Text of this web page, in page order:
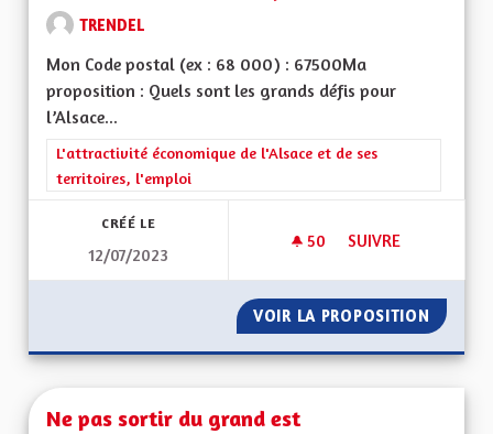
TRENDEL
Mon Code postal (ex : 68 000) : 67500Ma
proposition : Quels sont les grands défis pour
l’Alsace...
Filtrer les résultats de la catégorie : L'attractivité
L'attractivité économique de l'Alsace et de ses
territoires, l'emploi
CRÉÉ LE
12/07/2023
50 50 ABONNÉS
SUIVRE
VOIR LA PROPOSITION PÔLE
Ne pas sortir du grand est